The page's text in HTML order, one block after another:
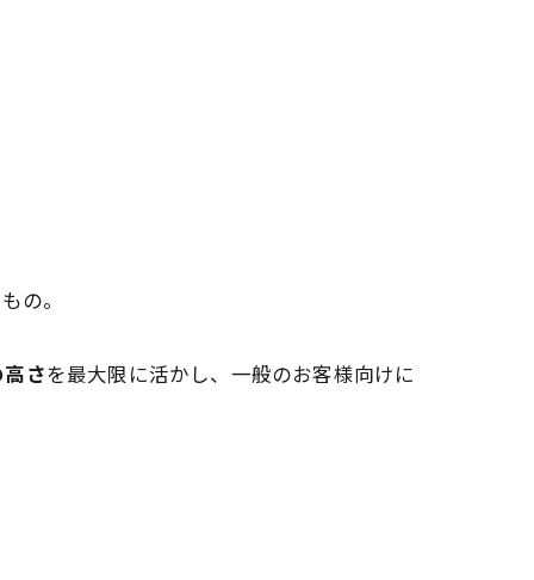
の。
さを最大限に活かし、一般のお客様向けに